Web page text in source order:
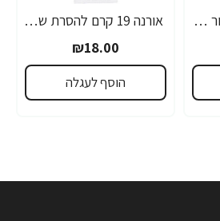
אורנה 19 קרם דפילטור לעור רגיש 80 גרם
אורנה 19 קרם להסרת שיער לקו הביקיני 90 מ"ל
₪18.00
הוסף לעגלה